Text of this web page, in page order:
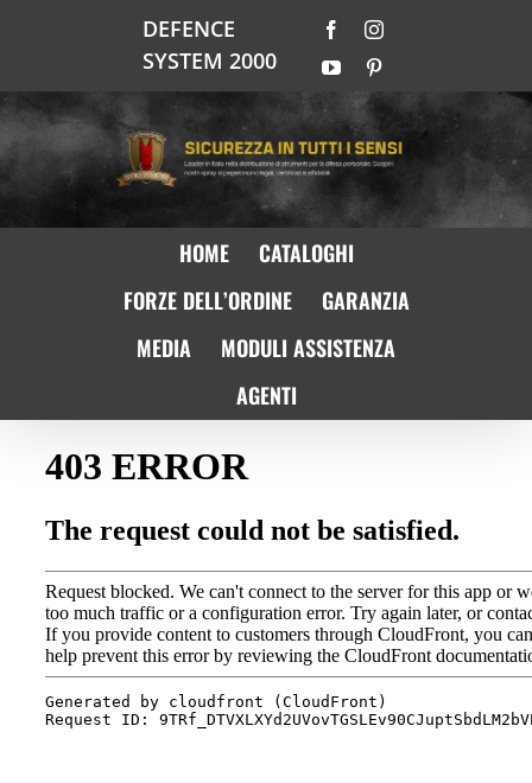
DEFENCE
SYSTEM 2000
FacebookInstagram
YouTubePinterest
HOME
CATALOGHI
FORZE DELL’ORDINE
GARANZIA
MEDIA
MODULI ASSISTENZA
AGENTI